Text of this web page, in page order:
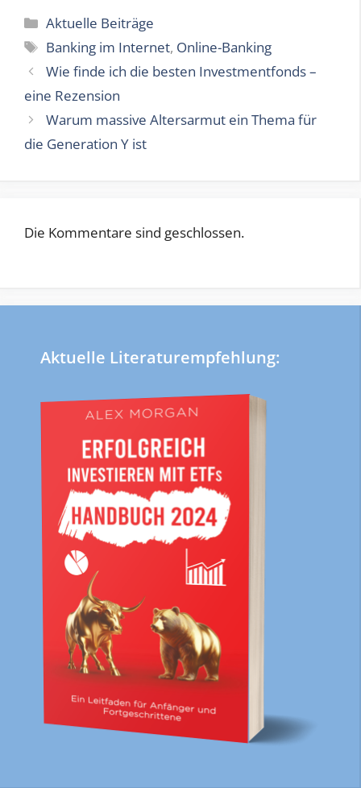
Kategorien
Aktuelle Beiträge
Schlagwörter
Banking im Internet, Online-Banking
Wie finde ich die besten Investmentfonds –
eine Rezension
Warum massive Altersarmut ein Thema für
die Generation Y ist
Die Kommentare sind geschlossen.
Aktuelle Literaturempfehlung: